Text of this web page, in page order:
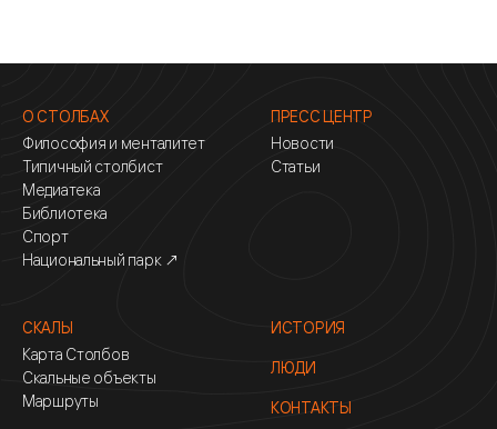
О СТОЛБАХ
Философия и менталитет
Типичный столбист
Медиатека
Библиотека
Спорт
Национальный парк ↗
ПРЕСС ЦЕНТР
Новости
Статьи
СКАЛЫ
Карта Столбов
Скальные объекты
Маршруты
ИСТОРИЯ
ЛЮДИ
КОНТАКТЫ